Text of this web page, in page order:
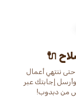
🔌
ننتهي أعمال
إجابتك عبر
من دبدوب!